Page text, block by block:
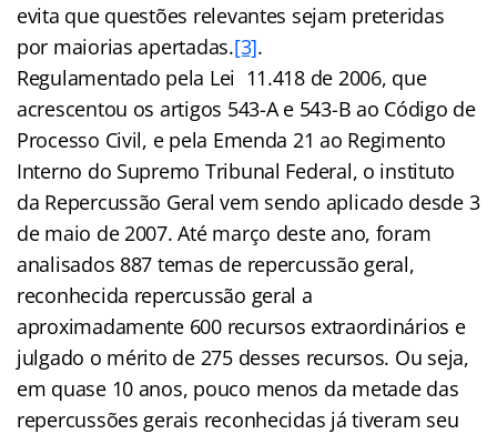
evita que questões relevantes sejam preteridas
por maiorias apertadas.[3].
Regulamentado pela Lei 11.418 de 2006, que
acrescentou os artigos 543-A e 543-B ao Código de
Processo Civil, e pela Emenda 21 ao Regimento
Interno do Supremo Tribunal Federal, o instituto
da Repercussão Geral vem sendo aplicado desde 3
de maio de 2007. Até março deste ano, foram
analisados 887 temas de repercussão geral,
reconhecida repercussão geral a
aproximadamente 600 recursos extraordinários e
julgado o mérito de 275 desses recursos. Ou seja,
em quase 10 anos, pouco menos da metade das
repercussões gerais reconhecidas já tiveram seu